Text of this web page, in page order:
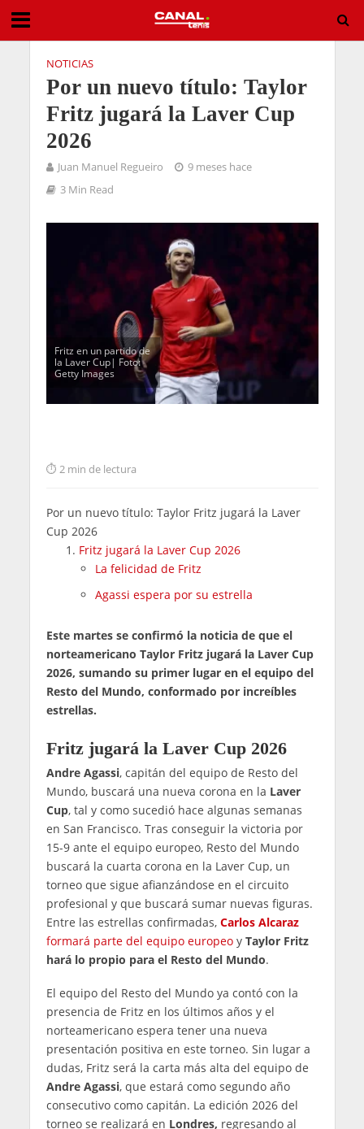
NOTICIAS
Por un nuevo título: Taylor
Fritz jugará la Laver Cup
2026
Juan Manuel Regueiro
9 meses hace
3 Min Read
Fritz en un partido de
la Laver Cup| Foto:
Getty Images
2 min de lectura
Por un nuevo título: Taylor Fritz jugará la Laver
Cup 2026
Fritz jugará la Laver Cup 2026
La felicidad de Fritz
Agassi espera por su estrella
Este martes se confirmó la noticia de que el
norteamericano Taylor Fritz jugará la Laver Cup
2026, sumando su primer lugar en el equipo del
Resto del Mundo, conformado por increíbles
estrellas.
Fritz jugará la Laver Cup 2026
Andre Agassi, capitán del equipo de Resto del
Mundo, buscará una nueva corona en la Laver
Cup, tal y como sucedió hace algunas semanas
en San Francisco. Tras conseguir la victoria por
15-9 ante el equipo europeo, Resto del Mundo
buscará la cuarta corona en la Laver Cup, un
torneo que sigue afianzándose en el circuito
profesional y que buscará sumar nuevas figuras.
Entre las estrellas confirmadas, Carlos Alcaraz
formará parte del equipo europeoy Taylor Fritz
hará lo propio para el Resto del Mundo.
El equipo del Resto del Mundo ya contó con la
presencia de Fritz en los últimos años y el
norteamericano espera tener una nueva
presentación positiva en este torneo. Sin lugar a
dudas, Fritz será la carta más alta del equipo de
Andre Agassi, que estará como segundo año
consecutivo como capitán. La edición 2026 del
torneo se realizará en Londres, regresando al